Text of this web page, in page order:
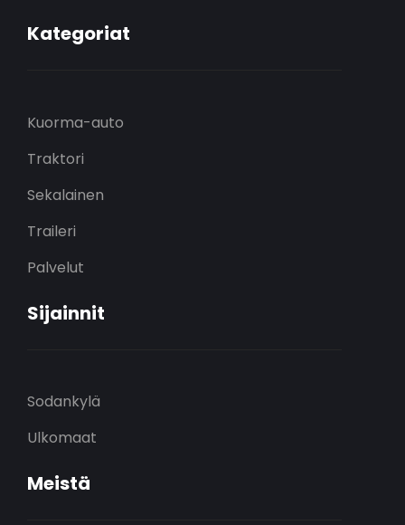
Kategoriat
Kuorma-auto
Traktori
Sekalainen
Traileri
Palvelut
Sijainnit
Sodankylä
Ulkomaat
Meistä